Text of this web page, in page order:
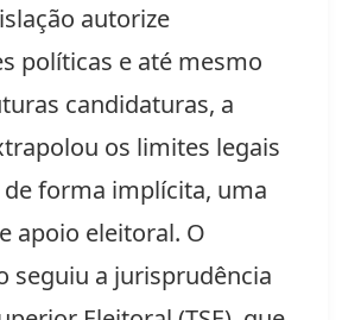
autorize
políticas e até mesmo
candidaturas, a
os limites legais
forma implícita, uma
apoio eleitoral. O
seguiu a jurisprudência